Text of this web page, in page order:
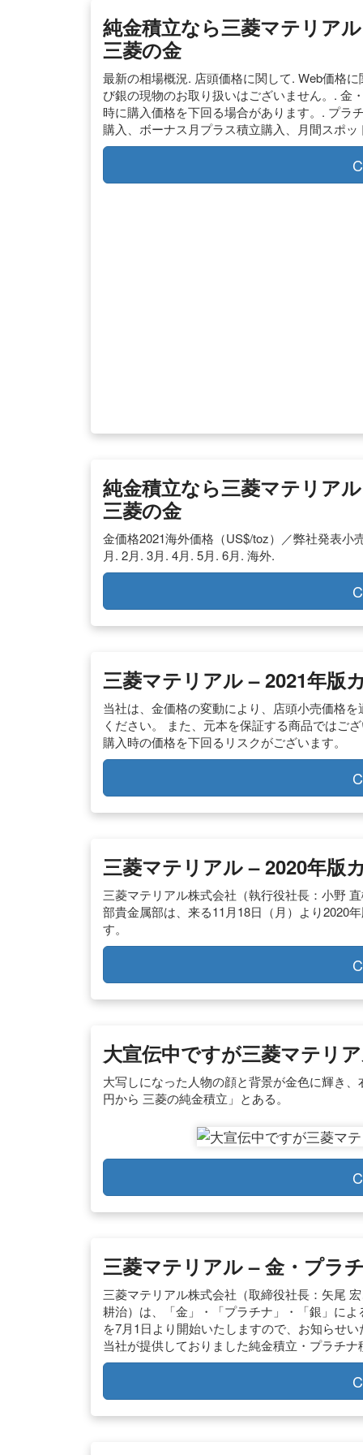
純金積立なら三菱マテリア
三菱の金
最新の相場概況. 店頭価格に関して. Web価格
び銀の現物のお取り扱いはございません。. 金
時に購入価格を下回る場合があります。. プラ
購入、ボーナス月プラス積立購入、月間スポ
純金積立なら三菱マテリア
三菱の金
金価格2021海外価格（US$/toz）／弊社発表小
月. 2月. 3月. 4月. 5月. 6月. 海外.
三菱マテリアル – 2021年版
当社は、金価格の変動により、店頭小売価格
ください。 また、元本を保証する商品ではご
購入時の価格を下回るリスクがございます。
三菱マテリアル – 2020年版
三菱マテリアル株式会社（執行役社長：小野
部貴金属部は、来る11月18日（月）より2020
す。
大宣伝中ですが三菱マテリ
大写しになった人物の顔と背景が金色に輝き
円から 三菱の純金積立」とある。
三菱マテリアル – 金・プラ
三菱マテリアル株式会社（取締役社長：矢尾
耕治）は、「金」・「プラチナ」・「銀」に
を7月1日より開始いたしますので、お知らせ
当社が提供しておりました純金積立・プラチ